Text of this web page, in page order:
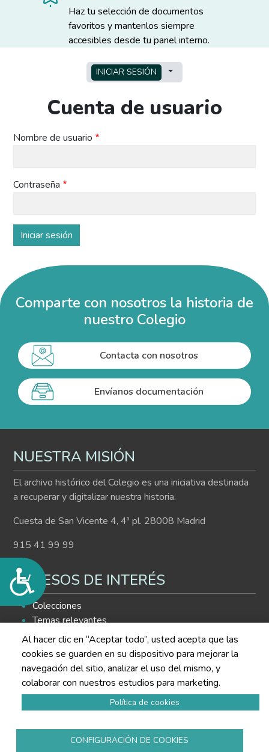
Accesibilidad
Haz tu selección de documentos
favoritos y mantenlos siempre
accesibles desde tu panel interno.
Solapas principales
INICIAR SESIÓN TOGGLE TABS AS A
Cuenta de usuario
Nombre de usuario
Contraseña
Comparte con nosotros la historia de
nuestro Colegio
Contacta con nosotros
Envíanos documentación
NUESTRA MISIÓN
El archivo histórico del Colegio es una iniciativa destinada
a recuperar y digitalizar nuestra historia.
Cuesta de San Vicente 4, 4ª pl. 28008 Madrid
915 41 99 99
ACCESOS DE INTERÉS
Colecciones
Temas relevantes
Histograma
Buscador de contenidos
SÍGUENOS EN LAS REDES
Al hacer clic en “Aceptar todo”, usted acepta que las
cookies se guarden en su dispositivo para mejorar la
navegación del sitio, analizar el uso del mismo, y
colaborar con nuestros estudios para marketing.
Política de cookies
CONFIGURACIÓN DE COOKIES